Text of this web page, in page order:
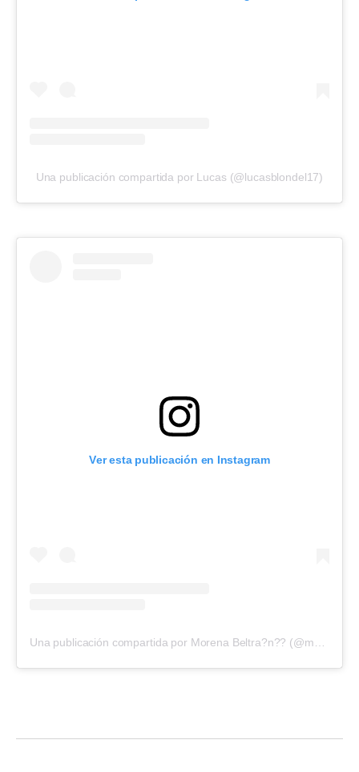
Una publicación compartida por Lucas (@lucasblondel17)
Ver esta publicación en Instagram